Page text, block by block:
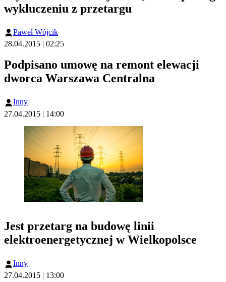
wykluczeniu z przetargu
Paweł Wójcik
28.04.2015 | 02:25
Podpisano umowę na remont elewacji
dworca Warszawa Centralna
Inny
27.04.2015 | 14:00
Jest przetarg na budowę linii
elektroenergetycznej w Wielkopolsce
Inny
27.04.2015 | 13:00